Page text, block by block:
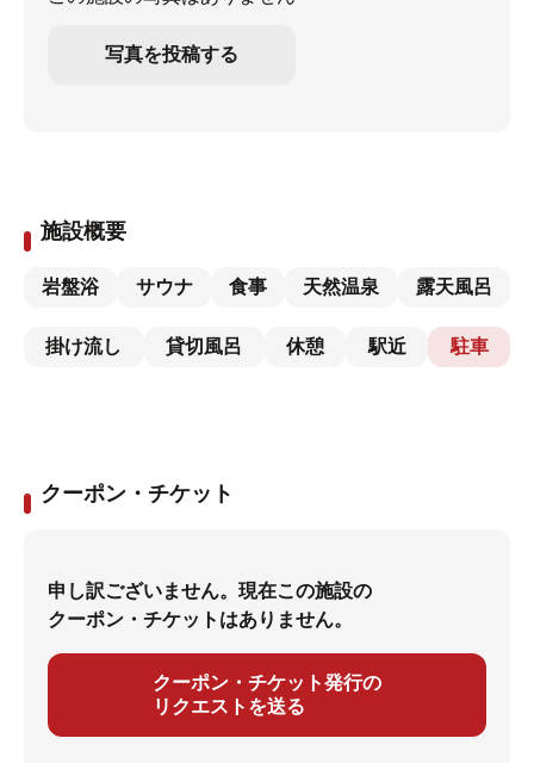
写真を投稿する
施設概要
岩盤浴 サウナ 食事 天然温泉 露天風呂
掛け流し 貸切風呂 休憩 駅近 駐車
クーポン・チケット
申し訳ございません。現在この施設の
クーポン・チケットはありません。
クーポン・チケット発行の
リクエストを送る